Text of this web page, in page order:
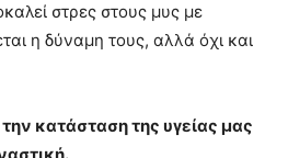
στρες στους μυς με
η δύναμη τους, αλλά όχι και
κατάσταση της υγείας μας